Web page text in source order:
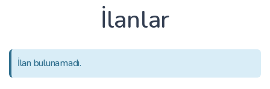
İlanlar
İlan bulunamadı.